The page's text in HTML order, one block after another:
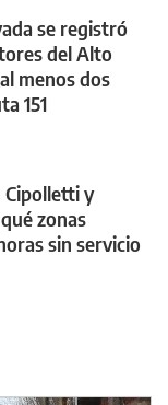
se registró
del Alto
menos dos
151
Cipolletti y
zonas
sin servicio